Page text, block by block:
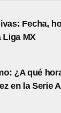
Fecha,
Liga MX
¿A qué
en la Serie